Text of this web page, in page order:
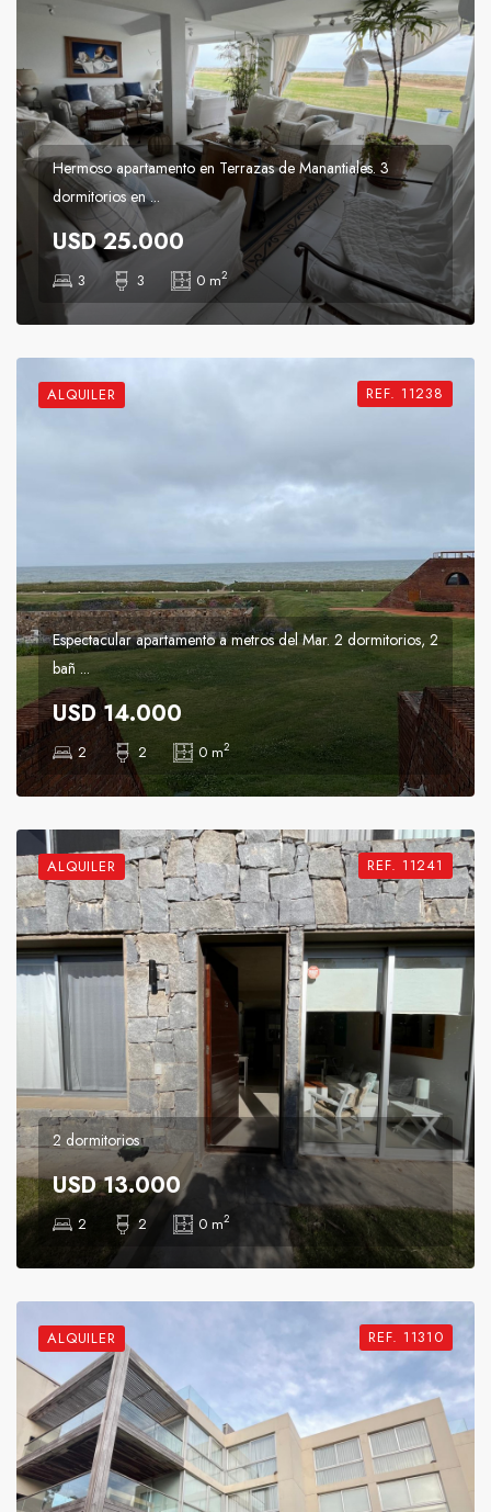
Hermoso apartamento en Terrazas de Manantiales. 3
dormitorios en ...
USD 25.000
3 3 0 m2
ALQUILER REF. 11238
Espectacular apartamento a metros del Mar. 2 dormitorios, 2
bañ ...
USD 14.000
2 2 0 m2
ALQUILER REF. 11241
2 dormitorios
USD 13.000
2 2 0 m2
ALQUILER REF. 11310